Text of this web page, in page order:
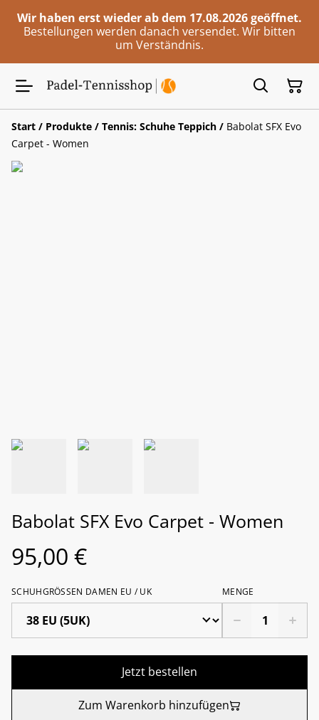
Wir haben erst wieder ab dem 17.08.2026 geöffnet.
Bestellungen werden danach versendet. Wir bitten
um Verständnis.
Start / Produkte / Tennis: Schuhe Teppich / Babolat SFX Evo
Carpet - Women
Babolat SFX Evo Carpet - Women
95,00 €
SCHUHGRÖSSEN DAMEN EU / UK MENGE
Jetzt bestellen
Zum Warenkorb hinzufügen